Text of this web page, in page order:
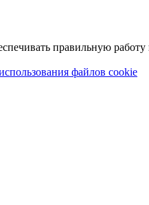
правильную работу
файлов cookie